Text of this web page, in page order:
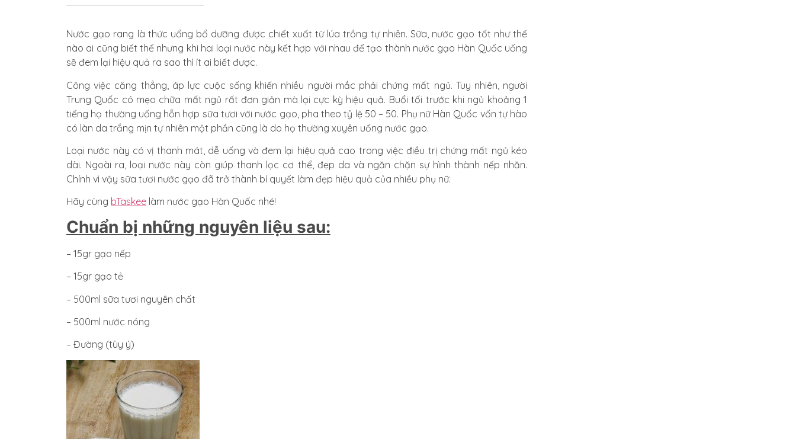
Nước gạo rang là thức uổng bổ dưỡng được chiết xuất từ lúa trồng tự nhiên. Sữa, nước gạo tốt như thế
nào ai cũng biết thế nhưng khi hai loại nước này kết hợp với nhau để tạo thành nước gạo Hàn Quốc uống
sẽ đem lại hiệu quả ra sao thì ít ai biết được.
Công việc căng thẳng, áp lực cuộc sống khiến nhiều người mắc phải chứng mất ngủ. Tuy nhiên, người
Trung Quốc có mẹo chữa mất ngủ rất đơn giản mà lại cực kỳ hiệu quả. Buổi tối trước khi ngủ khoảng 1
tiếng họ thường uống hỗn hợp sữa tươi với nước gạo, pha theo tỷ lệ 50 – 50. Phụ nữ Hàn Quốc vốn tự hào
có làn da trắng mịn tự nhiên một phần cũng là do họ thường xuyên uống nước gạo.
Loại nước này có vị thanh mát, dễ uống và đem lại hiệu quả cao trong việc điều trị chứng mất ngủ kéo
dài. Ngoài ra, loại nước này còn giúp thanh lọc cơ thể, đẹp da và ngăn chặn sự hình thành nếp nhăn.
Chính vì vậy sữa tươi nước gạo đã trở thành bí quyết làm đẹp hiệu quả của nhiều phụ nữ.
Hãy cùng bTaskee làm nước gạo Hàn Quốc nhé!
Chuẩn bị những nguyên liệu sau:
– 15gr gạo nếp
– 15gr gạo tẻ
– 500ml sữa tươi nguyên chất
– 500ml nước nóng
– Đường (tùy ý)